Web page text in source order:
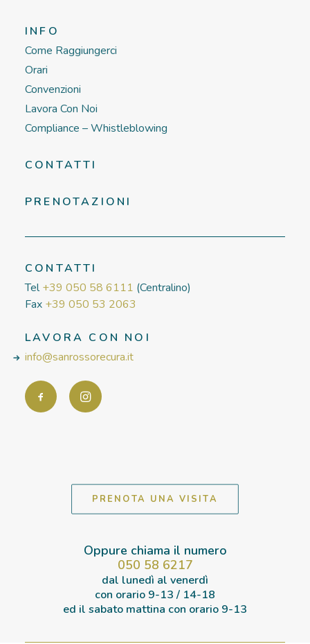
INFO
Come Raggiungerci
Orari
Convenzioni
Lavora Con Noi
Compliance – Whistleblowing
CONTATTI
PRENOTAZIONI
CONTATTI
Tel+39 050 58 6111 (Centralino)
Fax +39 050 53 2063
LAVORA CON NOI
info@sanrossorecura.it
PRENOTA UNA VISITA
Oppure chiama il numero
050 58 6217
dal lunedì al venerdì
con orario 9-13 / 14-18
ed il sabato mattina con orario 9-13